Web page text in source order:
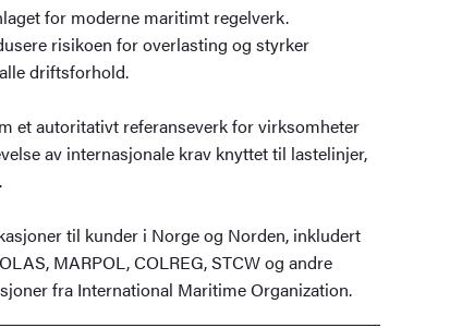
for moderne maritimt regelverk.
risikoen for overlasting og styrker
driftsforhold.
et autoritativt referanseverk for virksomheter
av internasjonale krav knyttet til lastelinjer,
til kunder i Norge og Norden, inkludert
MARPOL, COLREG, STCW og andre
fra International Maritime Organization.